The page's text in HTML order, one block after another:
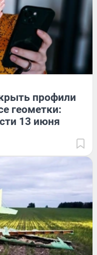
профили
геометки:
13 июня